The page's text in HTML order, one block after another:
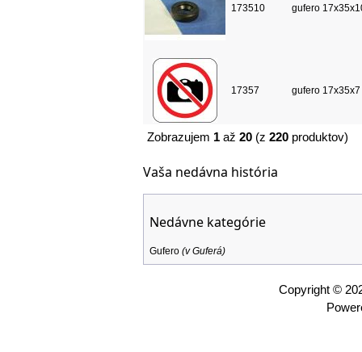
173510 gufero
17357 gufero 17x35x7
Zobrazujem 1až 20(z 220produktov)
Vaša nedávna história
Nedávne kategórie
Gufero (vGuferá)
Copyright ©